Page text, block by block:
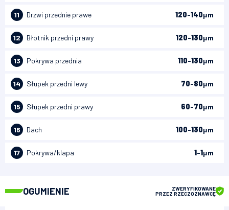
11 Drzwi przednie prawe 120-140μm
12 Błotnik przedni prawy 120-130μm
13 Pokrywa przednia 110-130μm
14 Słupek przedni lewy 70-80μm
15 Słupek przedni prawy 60-70μm
16 Dach 100-130μm
17 Pokrywa/klapa 1-1μm
OGUMIENIE
ZWERYFIKOWANE
PRZEZ RZECZOZNAWCĘ